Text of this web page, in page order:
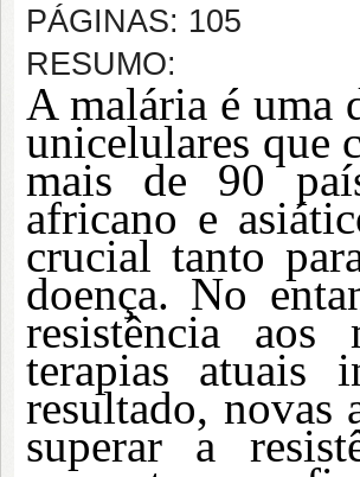
PÁGINAS: 105
RESUMO:
A malária é uma
unicelulares que
mais de 90
africano e
crucial tanto
doença. No
resistência aos
terapias atuais
resultado, novas
superar a